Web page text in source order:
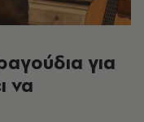
για
να